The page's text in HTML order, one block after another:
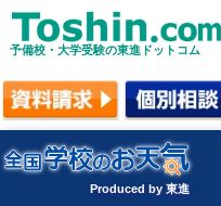
予備校・大学受験の東進ドットコム
Produced by 東進